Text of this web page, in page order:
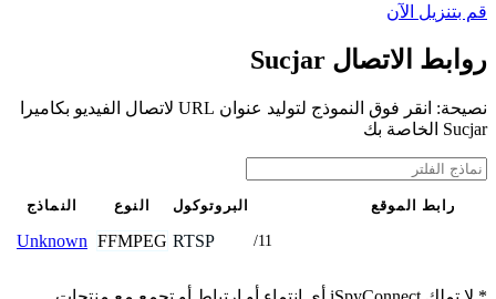
قم بتنزيل الآن
روابط الاتصال Sucjar
نصيحة: انقر فوق النموذج لتوليد عنوان URL لاتصال الفيديو بكاميرا
Sucjar الخاصة بك
النماذج النوع البروتوكول رابط الموقع
Unknown FFMPEG RTSP /11